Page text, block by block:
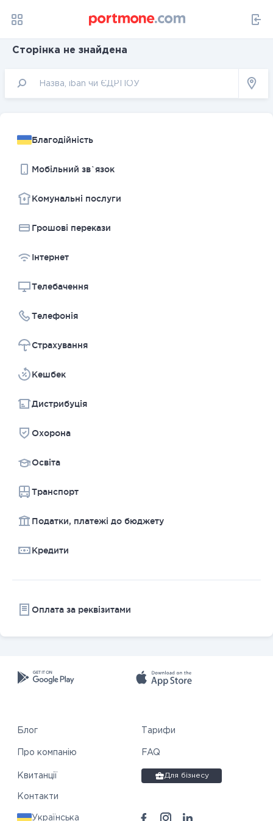
Сторінка не знайдена
Благодійність
Мобільний зв`язок
Комунальні послуги
Грошовi перекази
Інтернет
Телебачення
Телефонія
Страхування
Kешбек
Дистрибуція
Охорона
Освіта
Транспорт
Податки, платежі до бюджету
Кредити
Оплата за реквізитами
Блог Тарифи
Про компанію
Квитанції
FAQ
Контакти
Для бізнесу
Українська